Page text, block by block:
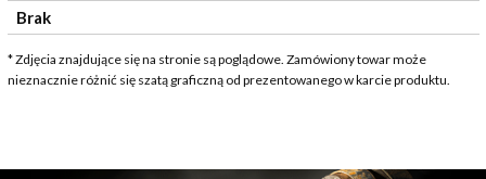
Brak
* Zdjęcia znajdujące się na stronie są poglądowe. Zamówiony towar może
nieznacznie różnić się szatą graficzną od prezentowanego w karcie produktu.